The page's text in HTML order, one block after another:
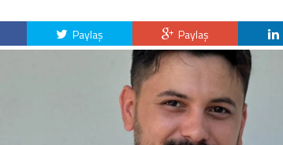
Paylaş Paylaş